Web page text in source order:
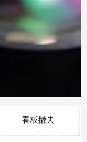
看板撤去